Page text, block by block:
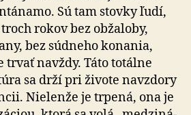
Sú tam stovky ľudí,
rokov bez ob­ža­loby,
bez súd­neho konania,
trvať navždy. Táto totálne
sa drží pri živote navzdory
Nie­lenže je trpená, ona je